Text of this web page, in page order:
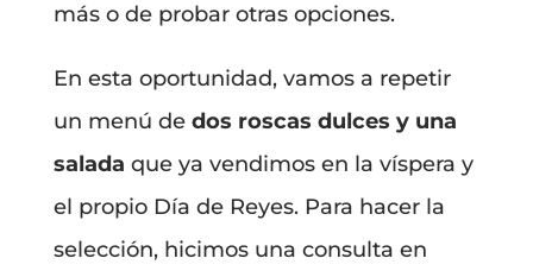
más o de probar otras opciones.
En esta oportunidad, vamos a repetir
un menú de dos roscas dulces y una
salada que ya vendimos en la víspera y
el propio Día de Reyes. Para hacer la
selección, hicimos una consulta en